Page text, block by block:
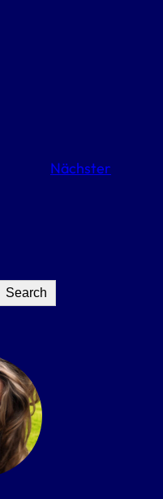
Nächster
Search